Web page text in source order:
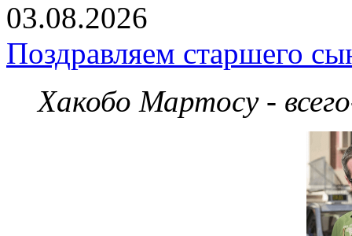
03.08.2026
Поздравляем старшего
Хакобо Мартосу -